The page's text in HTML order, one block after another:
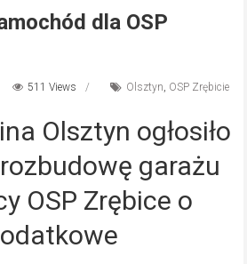
dla OSP
511 Views Olsztyn, OSP Zrębicie
Olsztyn ogłosiło
garażu
OSP Zrębice o